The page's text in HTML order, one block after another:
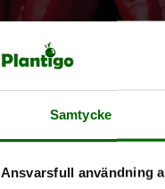
Samtycke
Ansvarsfull användning